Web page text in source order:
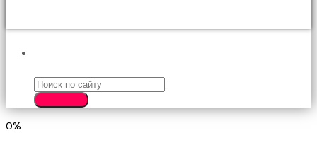
gittiğimde
annesinin
bakmaktan
bir
şeye
0%